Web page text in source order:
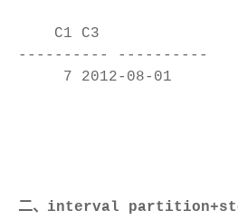
C1 C3
---------- ----------
7 2012-08-01
二、interval